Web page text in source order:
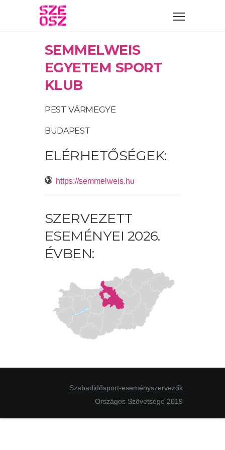
SEMMELWEIS
EGYETEM SPORT
KLUB
PEST VÁRMEGYE
BUDAPEST
ELÉRHETŐSÉGEK:
https://semmelweis.hu
SZERVEZETT
ESEMÉNYEI 2026.
ÉVBEN:
Szabadidősport-eseményszervezők
Országos Szövetsége 2019